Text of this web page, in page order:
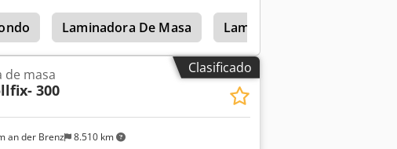
1450 x 715 x 500 mm (ancho x
+ Servicio de repuestos Opcional: Contrato de
Servicio de entrega ¡Muchas más
Laminadora De Masa Laminadora De Masa Para
Clasificado
an der Brenz 8.510 km
de masa
300